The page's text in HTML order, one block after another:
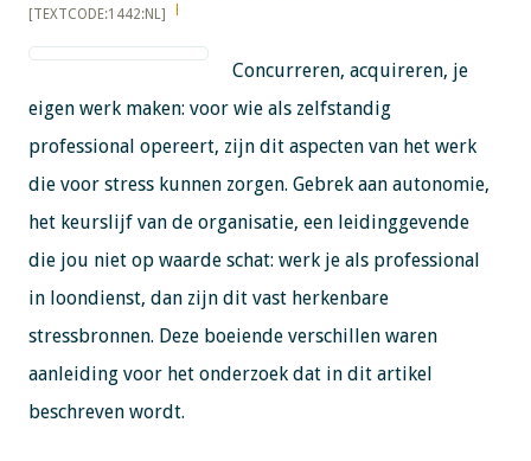
[TEXTCODE:1442:NL]
Concurreren, acquireren, je
eigen werk maken: voor wie als zelfstandig
professional opereert, zijn dit aspecten van het werk
die voor stress kunnen zorgen. Gebrek aan autonomie,
het keurslijf van de organisatie, een leidinggevende
die jou niet op waarde schat: werk je als professional
in loondienst, dan zijn dit vast herkenbare
stressbronnen. Deze boeiende verschillen waren
aanleiding voor het onderzoek dat in dit artikel
beschreven wordt.